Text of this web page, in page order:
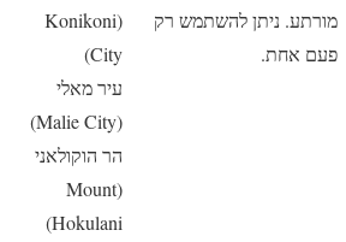
מורתע. ניתן להשתמש רק
פעם אחת.
(Konikoni
City)
עיר מאלי
(Malie City)
הר הוקולאני
(Mount
Hokulani)